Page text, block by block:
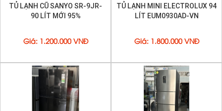
TỦ LẠNH CŨ SANYO SR-9JR-
90 LÍT MỚI 95%
Giá: 1.200.000 VNĐ
TỦ LẠNH MINI ELECTROLUX 94
LÍT EUM0930AD-VN
Giá: 1.800.000 VNĐ